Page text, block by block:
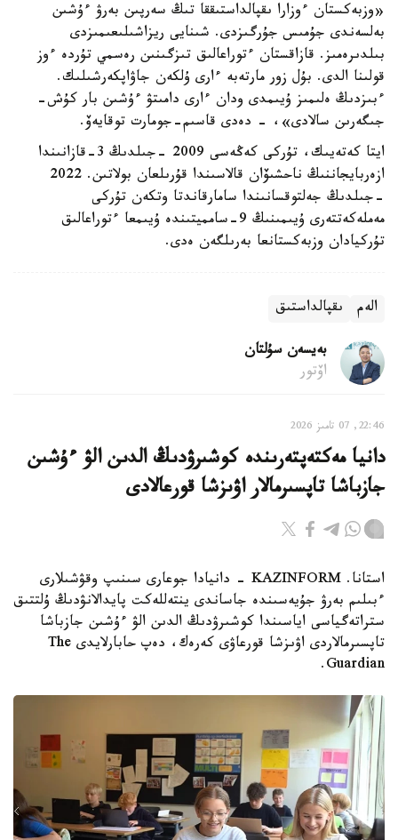
«وزبەكستان ءوزارا ىقپالداستىققا تىڭ سەرپىن بەرۋ ءۇشىن
بەلسەندى جۇمىس جۇرگىزدى. شىنايى ريزاشىلىعىمىزدى
بىلدىرەمىز. قازاقستان ءتوراعالىق تىزگىنىن رەسمي تۇردە ءوز
قولىنا الدى. بۇل زور مارتەبە ءارى ۇلكەن جاۋاپكەرشىلىك.
ءبىزدىڭ ەلىمىز ۇيىمدى ودان ءارى دامىتۋ ءۇشىن بار كۇش-
جىگەرىن سالادى»، - دەدى قاسىم-جومارت توقايەۆ.
ايتا كەتەيىك، تۇركى كەڭەسى 2009 -جىلدىڭ 3-قازانىندا
ازەربايجاننىڭ ناحشىۆان قالاسىندا قۇرىلعان بولاتىن. 2022
-جىلدىڭ جەلتوقسانىندا سامارقاندتا وتكەن تۇركى
مەملەكەتتەرى ۇيىمىنىڭ 9-سامميتىندە ۇيىمعا ءتوراعالىق
تۇركيادان وزبەكستانعا بەرىلگەن ەدى.
الەم ىقپالداستىق
بەيسەن سۇلتان
اۆتور
22:46, 07 تامىز 2026
دانيا مەكتەپتەرىندە كوشىرۋدىڭ الدىن الۋ ءۇشىن
جازباشا تاپسىرمالار اۋىزشا قورعالادى
استانا. KAZINFORM - دانيادا جوعارى سىنىپ وقۋشىلارى
ءبىلىم بەرۋ جۇيەسىندە جاساندى ينتەللەكت پايدالانۋدىڭ ۇلتتىق
ستراتەگياسى اياسىندا كوشىرۋدىڭ الدىن الۋ ءۇشىن جازباشا
تاپسىرمالاردى اۋىزشا قورعاۋى كەرەك، دەپ حابارلايدى The
Guardian.